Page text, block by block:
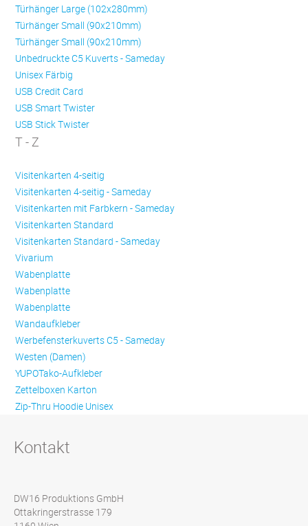
Türhänger Large (102x280mm)
Türhänger Small (90x210mm)
Türhänger Small (90x210mm)
Unbedruckte C5 Kuverts - Sameday
Unisex Färbig
USB Credit Card
USB Smart Twister
USB Stick Twister
T - Z
Visitenkarten 4-seitig
Visitenkarten 4-seitig - Sameday
Visitenkarten mit Farbkern - Sameday
Visitenkarten Standard
Visitenkarten Standard - Sameday
Vivarium
Wabenplatte
Wabenplatte
Wabenplatte
Wandaufkleber
Werbefensterkuverts C5 - Sameday
Westen (Damen)
YUPOTako-Aufkleber
Zettelboxen Karton
Zip-Thru Hoodie Unisex
Kontakt
DW16 Produktions GmbH
Ottakringerstrasse 179